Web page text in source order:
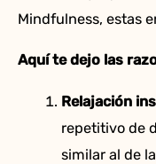
Mindfulness, estas
Aquí te dejo las
Relajación
repetitivo de
similar al de